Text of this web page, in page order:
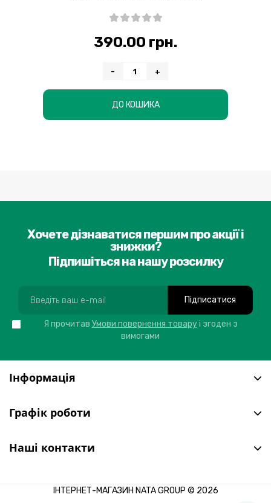
390.00 грн.
- +
ДО КОШИКА
Хочете дізнаватися першим про акції і
знижки?
Підпишіться на нашу розсилку
Підписатися
Я прочитав Умови повернення товару і згоден з
вимогами
Інформація
Графік роботи
Наші контакти
ІНТЕРНЕТ-МАГАЗИН NATA GROUP © 2026